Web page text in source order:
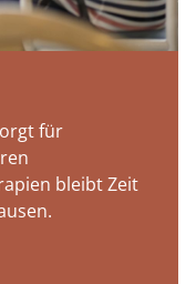
für
bleibt Zeit